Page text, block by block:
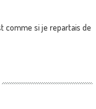
comme si je repartais de